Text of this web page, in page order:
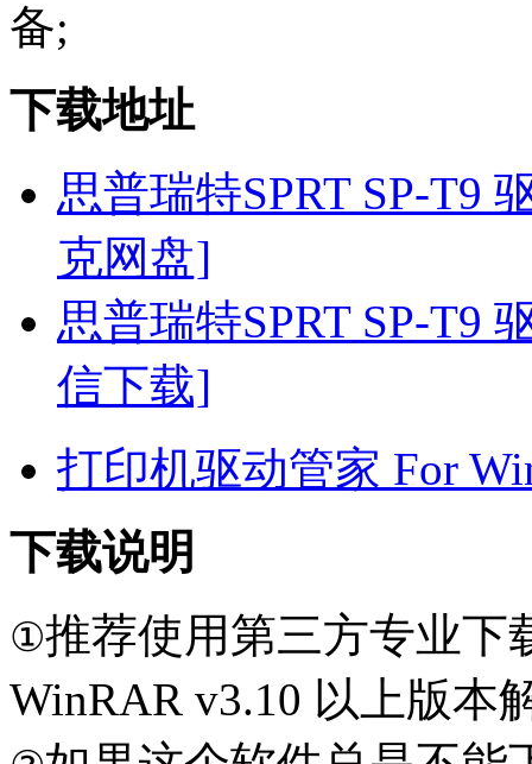
备;
下载地址
思普瑞特SPRT SP-T9
克网盘]
思普瑞特SPRT SP-T9
信下载]
打印机驱动管家 For
下载说明
①推荐使用第三方专业下
WinRAR v3.10 以上版本